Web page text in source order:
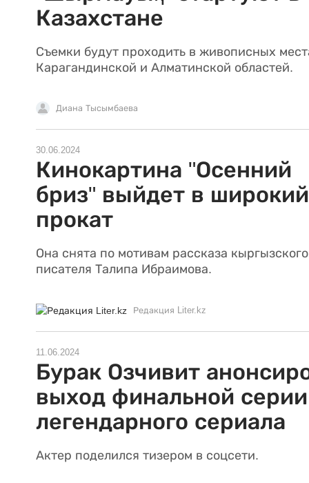
Казахстане
Съемки будут проходить в живописных
Карагандинской и Алматинской областей.
Диана Тысымбаева
30.06.2024
Кинокартина "Осенний
бриз" выйдет в широкий
прокат
Она снята по мотивам рассказа кыргызского
писателя Талипа Ибраимова.
Редакция Liter.kz
11.06.2024
Бурак Озчивит
выход финальной серии
легендарного сериала
Актер поделился тизером в соцсети.